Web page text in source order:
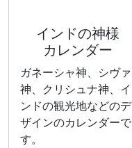
インドの神様
カレンダー
ガネーシャ神、シヴァ
神、クリシュナ神、イ
ンドの観光地などのデ
ザインのカレンダーで
す。